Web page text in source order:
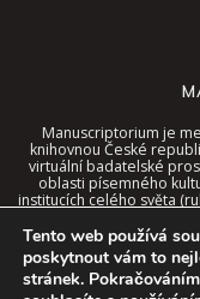
Manuscriptorium je
knihovnou České
virtuální badatelské
oblasti písemného
institucích celého světa
Tyto dokumenty jsou
knihovny, a to spolu
Tento web používá
poskytnout vám to
stránek.